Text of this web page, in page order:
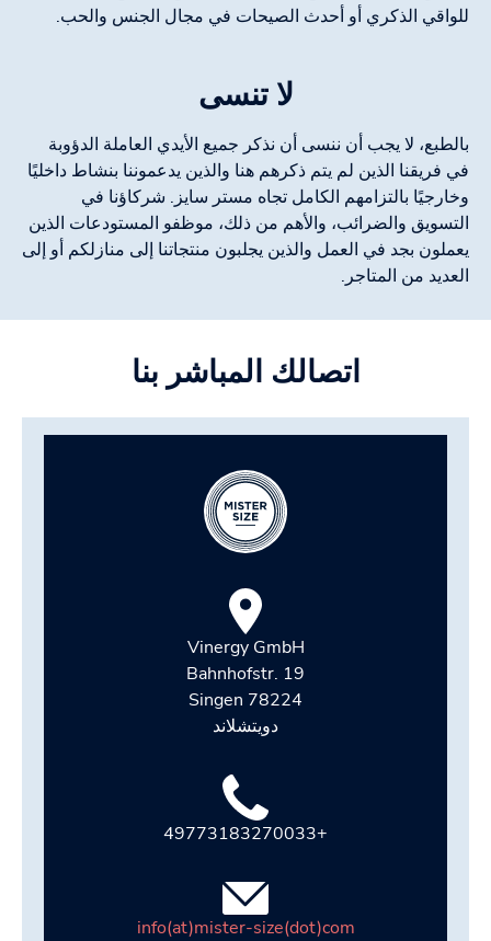
للواقي الذكري أو أحدث الصيحات في مجال الجنس والحب.
لا تنسى
بالطبع، لا يجب أن ننسى أن نذكر جميع الأيدي العاملة الدؤوبة
في فريقنا الذين لم يتم ذكرهم هنا والذين يدعموننا بنشاط داخليًا
وخارجيًا بالتزامهم الكامل تجاه مستر سايز. شركاؤنا في
التسويق والضرائب، والأهم من ذلك، موظفو المستودعات الذين
يعملون بجد في العمل والذين يجلبون منتجاتنا إلى منازلكم أو إلى
العديد من المتاجر.
اتصالك المباشر بنا
Vinergy GmbH
Bahnhofstr. 19
78224 Singen
دويتشلاند
+49773183270033
info(at)mister-size(dot)com